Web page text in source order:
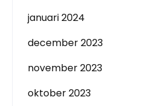
januari 2024
december 2023
november 2023
oktober 2023